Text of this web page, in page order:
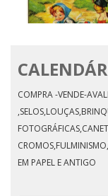
COMPRA -VENDE-
EM PAPEL E ANTIGO